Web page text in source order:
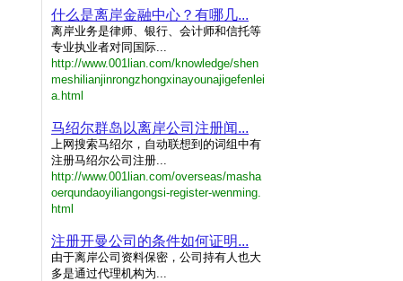
什么是离岸金融中心？有哪几...
离岸业务是律师、银行、会计师和信托等
专业执业者对同国际...
http://www.001lian.com/knowledge/shen
meshilianjinrongzhongxinayounajigefenlei
a.html
马绍尔群岛以离岸公司注册闻...
上网搜索马绍尔，自动联想到的词组中有
注册马绍尔公司注册...
http://www.001lian.com/overseas/masha
oerqundaoyiliangongsi-register-wenming.
html
注册开曼公司的条件如何证明...
由于离岸公司资料保密，公司持有人也大
多是通过代理机构为...